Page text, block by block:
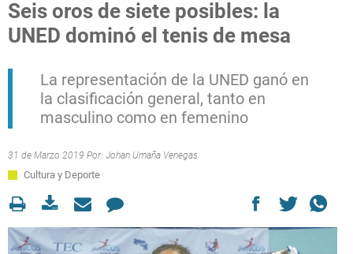
Seis oros de siete posibles: la
UNED dominó el tenis de mesa
La representación de la UNED ganó en
la clasificación general, tanto en
masculino como en femenino
31 de Marzo 2019 Por: Johan Umaña Venegas
Cultura y Deporte